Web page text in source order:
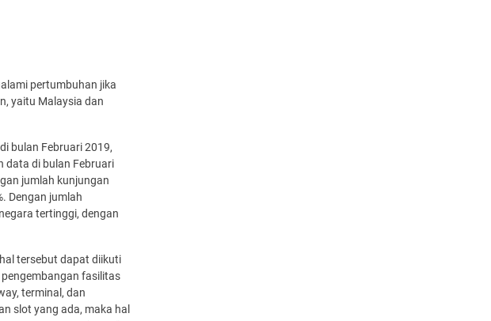
pertumbuhan jika
yaitu Malaysia dan
bulan Februari 2019,
data di bulan Februari
jumlah kunjungan
Dengan jumlah
tertinggi, dengan
tersebut dapat diikuti
fasilitas
terminal, dan
slot yang ada, maka hal